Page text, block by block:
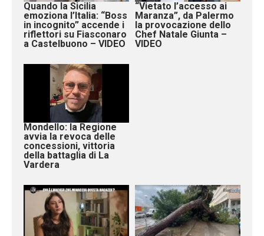
Quando la Sicilia
emoziona l’Italia: “Boss
in incognito” accende i
riflettori su Fiasconaro
a Castelbuono – VIDEO
“Vietato l’accesso ai
Maranza”, da Palermo
la provocazione dello
Chef Natale Giunta –
VIDEO
Mondello: la Regione
avvia la revoca delle
concessioni, vittoria
della battaglia di La
Vardera